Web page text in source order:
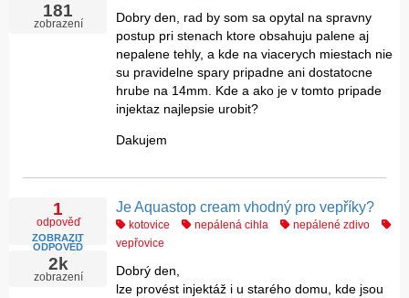
181
zobrazení
Dobry den, rad by som sa opytal na spravny
postup pri stenach ktore obsahuju palene aj
nepalene tehly, a kde na viacerych miestach nie
su pravidelne spary pripadne ani dostatocne
hrube na 14mm. Kde a ako je v tomto pripade
injektaz najlepsie urobit?
Dakujem
1
odpověď
ZOBRAZIT
ODPOVĚĎ
2k
zobrazení
Je Aquastop cream vhodný pro vepříky?
kotovice nepálená cihla
nepálené zdivo
vepřovice
Dobrý den,
lze provést injektáž i u starého domu, kde jsou